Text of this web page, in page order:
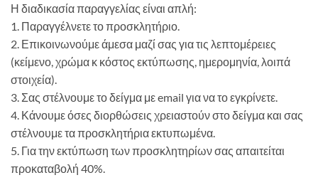
Η διαδικασία παραγγελίας είναι απλή:
1. Παραγγέλνετε το προσκλητήριο.
2. Επικοινωνούμε άμεσα μαζί σας για τις λεπτομέρειες
(κείμενο, χρώμα κ κόστος εκτύπωσης, ημερομηνία, λοιπά
στοιχεία).
3. Σας στέλνουμε το δείγμα με email για να το εγκρίνετε.
4. Κάνουμε όσες διορθώσεις χρειαστούν στο δείγμα και σας
στέλνουμε τα προσκλητήρια εκτυπωμένα.
5. Για την εκτύπωση των προσκλητηρίων σας απαιτείται
προκαταβολή 40%.